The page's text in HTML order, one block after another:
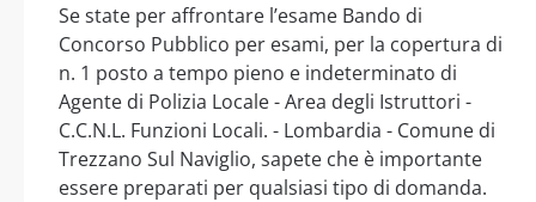
Se state per affrontare l’esame Bando di
Concorso Pubblico per esami, per la copertura di
n. 1 posto a tempo pieno e indeterminato di
Agente di Polizia Locale - Area degli Istruttori -
C.C.N.L. Funzioni Locali. - Lombardia - Comune di
Trezzano Sul Naviglio, sapete che è importante
essere preparati per qualsiasi tipo di domanda.